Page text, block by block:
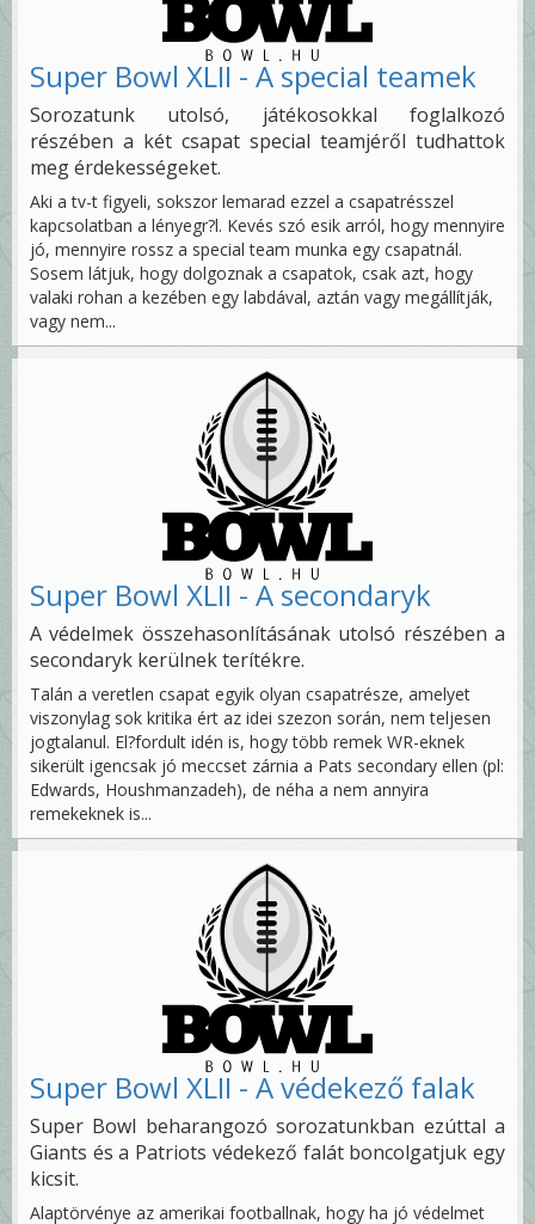
Super Bowl XLII - A special teamek
Sorozatunk utolsó, játékosokkal foglalkozó
részében a két csapat special teamjéről tudhattok
meg érdekességeket.
Aki a tv-t figyeli, sokszor lemarad ezzel a csapatrésszel
kapcsolatban a lényegr?l. Kevés szó esik arról, hogy mennyire
jó, mennyire rossz a special team munka egy csapatnál.
Sosem látjuk, hogy dolgoznak a csapatok, csak azt, hogy
valaki rohan a kezében egy labdával, aztán vagy megállítják,
vagy nem...
Super Bowl XLII - A secondaryk
A védelmek összehasonlításának utolsó részében a
secondaryk kerülnek terítékre.
Talán a veretlen csapat egyik olyan csapatrésze, amelyet
viszonylag sok kritika ért az idei szezon során, nem teljesen
jogtalanul. El?fordult idén is, hogy több remek WR-eknek
sikerült igencsak jó meccset zárnia a Pats secondary ellen (pl:
Edwards, Houshmanzadeh), de néha a nem annyira
remekeknek is...
Super Bowl XLII - A védekező falak
Super Bowl beharangozó sorozatunkban ezúttal a
Giants és a Patriots védekező falát boncolgatjuk egy
kicsit.
Alaptörvénye az amerikai footballnak, hogy ha jó védelmet